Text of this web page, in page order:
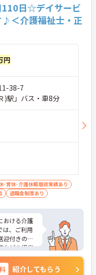
110日☆デイサービ
♪＜介護福祉士・正
円
38-7
)駅」バス・車8分
･育休･介護休暇取得実績あり
退職金制度あり
おける介護
は、ご利用
迎付きの入
などを提供
トを大切
紹介してもらう